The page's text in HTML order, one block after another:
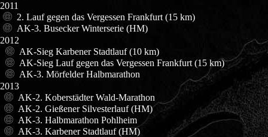
2011
2. Lauf gegen das Vergessen Frankfurt (15
AK-3. Busecker Winterserie (HM)
2012
AK-Sieg Karbener Stadtlauf (10 km)
AK-Sieg Lauf gegen das Vergessen Frankfurt (15 km)
AK-3. Mörfelder Halbmarathon
2013
AK-2. Koberstädter Wald-
AK-2. Gießener Silvesterlauf (HM)
AK-3. Halbmarathon Pohlheim
AK-3. Karbener Stadtlauf (HM)